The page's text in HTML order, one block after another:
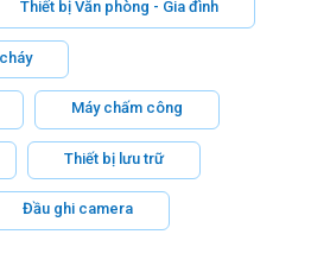
Thiết bị Văn phòng - Gia đình
Máy chấm công
Thiết bị lưu trữ
Đầu ghi camera